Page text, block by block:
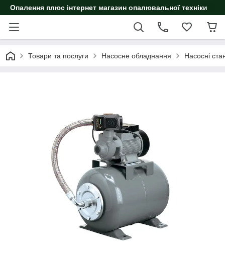
Опалення плюс інтернет магазин опалювальної техніки
Товари та послуги Насосне обладнання Насосні